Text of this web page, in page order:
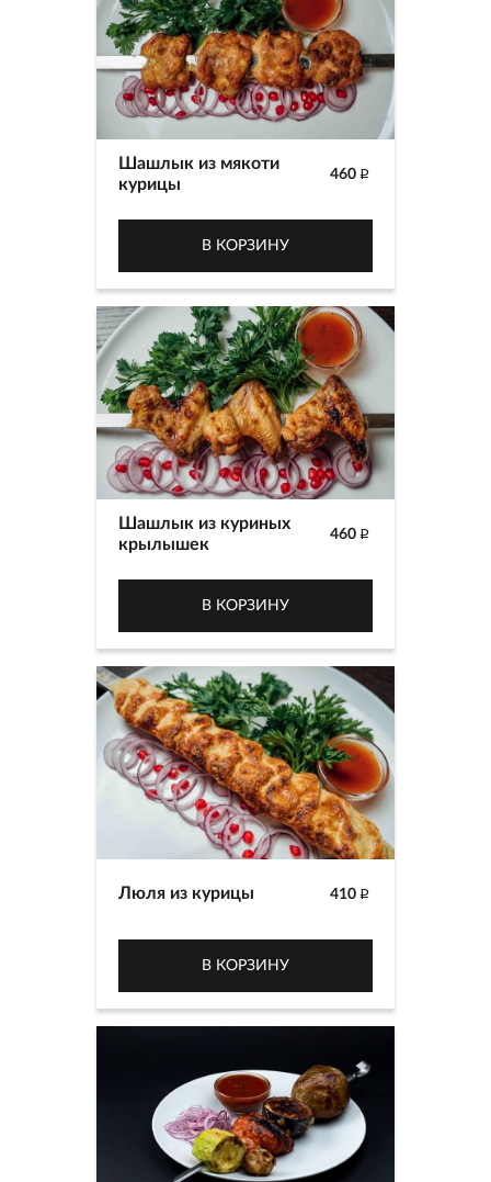
460 p
Шашлык из мякоти
курицы
В КОРЗИНУ
460 p
Шашлык из куриных
крылышек
В КОРЗИНУ
410 p
Люля из курицы
В КОРЗИНУ